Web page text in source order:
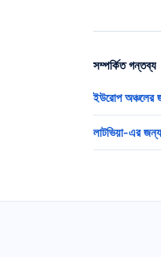
সম্পর্কিত গন্তব্য
ইউরোপ
লাটভিয়া-এর